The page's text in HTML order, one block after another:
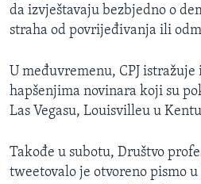
da izvještavaju bezbjedno o
straha od povrijeđivanja ili
U međuvremenu, CPJ
hapšenjima novinara koji su
Las Vegasu, Louisvilleu u
Takođe u subotu, Društvo
tweetovalo je otvoreno pismo